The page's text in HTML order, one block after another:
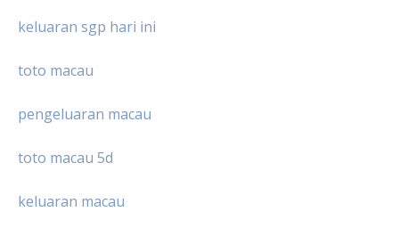
keluaran sgp hari ini
toto macau
pengeluaran macau
toto macau 5d
keluaran macau